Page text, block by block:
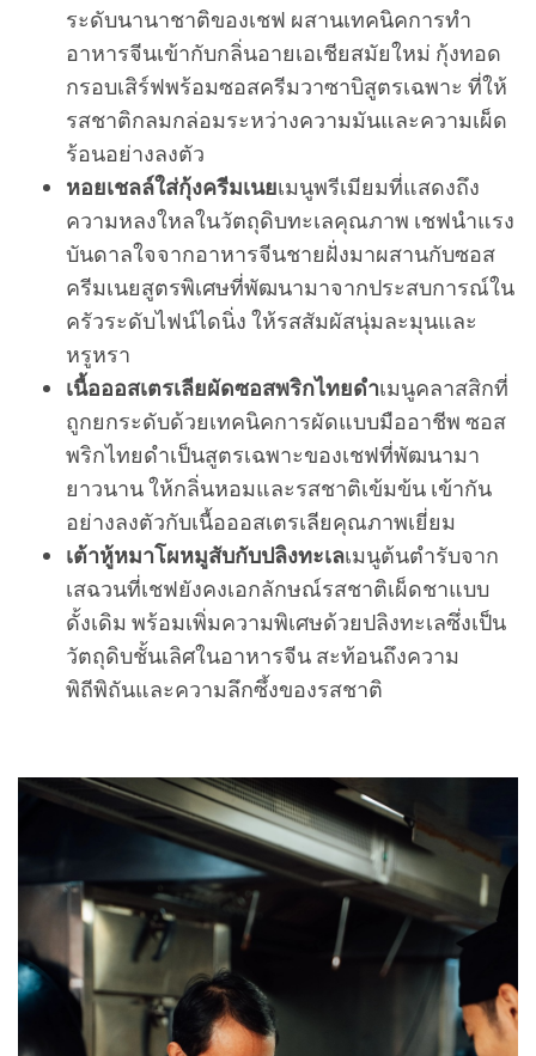
ระดับนานาชาติของเชฟ ผสานเทคนิคการทำ
อาหารจีนเข้ากับกลิ่นอายเอเชียสมัยใหม่ กุ้งทอด
กรอบเสิร์ฟพร้อมซอสครีมวาซาบิสูตรเฉพาะ ที่ให้
รสชาติกลมกล่อมระหว่างความมันและความเผ็ด
ร้อนอย่างลงตัว
หอยเชลล์ใส่กุ้งครีมเนยเมนูพรีเมียมที่แสดงถึง
ความหลงใหลในวัตถุดิบทะเลคุณภาพ เชฟนำแรง
บันดาลใจจากอาหารจีนชายฝั่งมาผสานกับซอส
ครีมเนยสูตรพิเศษที่พัฒนามาจากประสบการณ์ใน
ครัวระดับไฟน์ไดนิ่ง ให้รสสัมผัสนุ่มละมุนและ
หรูหรา
เนื้อออสเตรเลียผัดซอสพริกไทยดำเมนูคลาสสิกที่
ถูกยกระดับด้วยเทคนิคการผัดแบบมืออาชีพ ซอส
พริกไทยดำเป็นสูตรเฉพาะของเชฟที่พัฒนามา
ยาวนาน ให้กลิ่นหอมและรสชาติเข้มข้น เข้ากัน
อย่างลงตัวกับเนื้อออสเตรเลียคุณภาพเยี่ยม
เต้าหู้หมาโผหมูสับกับปลิงทะเลเมนูต้นตำรับจาก
เสฉวนที่เชฟยังคงเอกลักษณ์รสชาติเผ็ดชาแบบ
ดั้งเดิม พร้อมเพิ่มความพิเศษด้วยปลิงทะเลซึ่งเป็น
วัตถุดิบชั้นเลิศในอาหารจีน สะท้อนถึงความ
พิถีพิถันและความลึกซึ้งของรสชาติ